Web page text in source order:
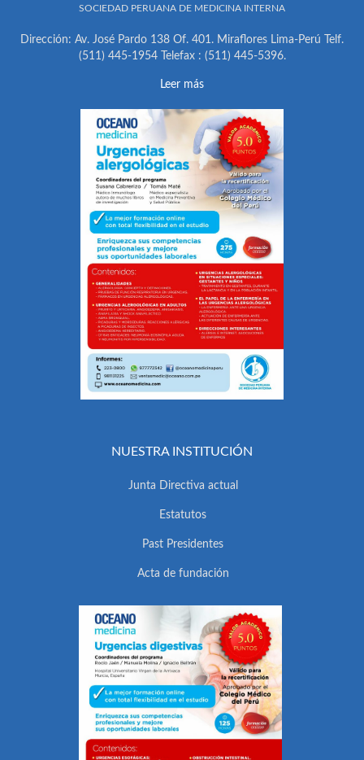
SOCIEDAD PERUANA DE MEDICINA INTERNA
Dirección: Av. José Pardo 138 Of. 401. Miraflores Lima-Perú Telf.
(511) 445-1954 Telefax : (511) 445-5396.
Leer más
NUESTRA INSTITUCIÓN
Junta Directiva actual
Estatutos
Past Presidentes
Acta de fundación